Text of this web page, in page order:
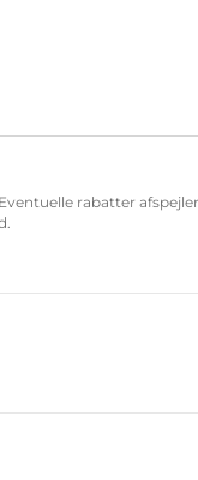
rabatter